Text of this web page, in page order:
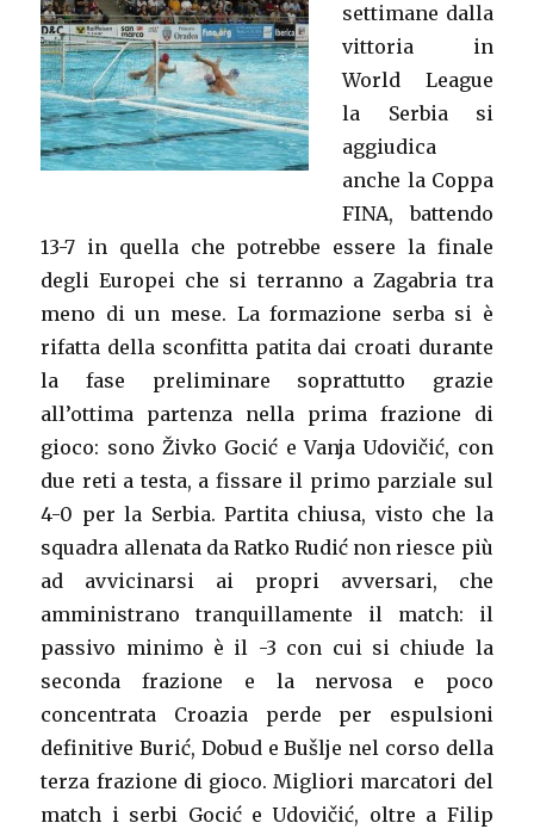
settimane dalla
vittoria in
World League
la Serbia si
aggiudica
anche la Coppa
FINA, battendo
13-7 in quella che potrebbe essere la finale
degli Europei che si terranno a Zagabria tra
meno di un mese. La formazione serba si è
rifatta della sconfitta patita dai croati durante
la fase preliminare soprattutto grazie
all’ottima partenza nella prima frazione di
gioco: sono Živko Gocić e Vanja Udovičić, con
due reti a testa, a fissare il primo parziale sul
4-0 per la Serbia. Partita chiusa, visto che la
squadra allenata da Ratko Rudić non riesce più
ad avvicinarsi ai propri avversari, che
amministrano tranquillamente il match: il
passivo minimo è il -3 con cui si chiude la
seconda frazione e la nervosa e poco
concentrata Croazia perde per espulsioni
definitive Burić, Dobud e Bušlje nel corso della
terza frazione di gioco. Migliori marcatori del
match i serbi Gocić e Udovičić, oltre a Filip